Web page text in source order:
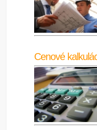
Cenové